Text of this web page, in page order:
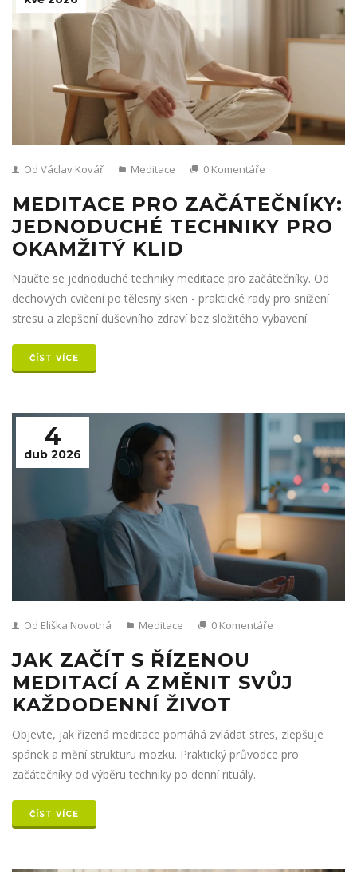
Od Václav Kovář Meditace 0 Komentáře
MEDITACE PRO ZAČÁTEČNÍKY:
JEDNODUCHÉ TECHNIKY PRO
OKAMŽITÝ KLID
Naučte se jednoduché techniky meditace pro začátečníky. Od
dechových cvičení po tělesný sken - praktické rady pro snížení
stresu a zlepšení duševního zdraví bez složitého vybavení.
ČÍST VÍCE
4
dub 2026
Od Eliška Novotná Meditace 0 Komentáře
JAK ZAČÍT S ŘÍZENOU
MEDITACÍ A ZMĚNIT SVŮJ
KAŽDODENNÍ ŽIVOT
Objevte, jak řízená meditace pomáhá zvládat stres, zlepšuje
spánek a mění strukturu mozku. Praktický průvodce pro
začátečníky od výběru techniky po denní rituály.
ČÍST VÍCE